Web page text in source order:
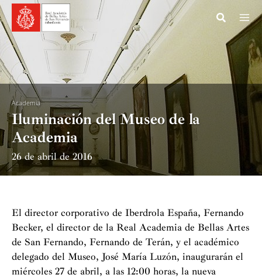
Ir
al
contenido
Academia
Iluminación del Museo de la
Academia
26 de abril de 2016
El director corporativo de Iberdrola España, Fernando
Becker, el director de la Real Academia de Bellas Artes
de San Fernando, Fernando de Terán, y el académico
delegado del Museo, José María Luzón, inaugurarán el
miércoles 27 de abril, a las 12:00 horas, la nueva